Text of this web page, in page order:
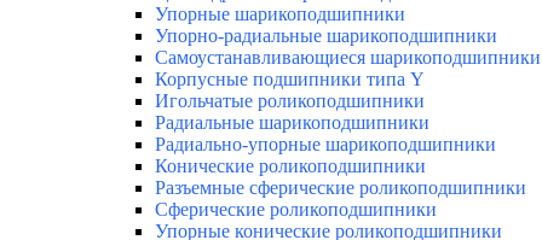
Упорные шарикоподшипники
Упорно-радиальные шарикоподшипники
Самоустанавливающиеся шарикоподшипники
Корпусные подшипники типа Y
Игольчатые роликоподшипники
Радиальные шарикоподшипники
Радиально-упорные шарикоподшипники
Конические роликоподшипники
Разъемные сферические роликоподшипники
Сферические роликоподшипники
Упорные конические роликоподшипники